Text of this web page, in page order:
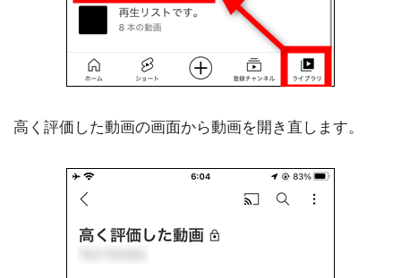
高く評価した動画の画面から動画を開き直します。